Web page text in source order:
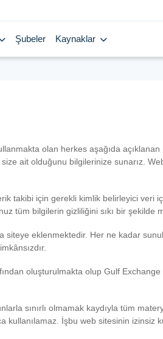
Şubeler Kaynaklar
olan herkes aşağıda
ait olduğunu bilgilerinize sunarız.
takibi için gerekli kimlik belirleyici veri
tüm bilgilerin gizliliğini sıkı bir şekilde
siteye eklenmektedir. Her ne kadar
oluşturulmakta olup Gulf Exchange
sınırlı olmamak kaydıyla tüm
kullanılamaz. İşbu web sitesinin izinsiz